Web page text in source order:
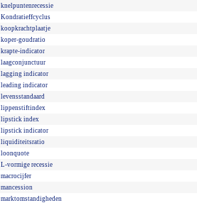
knelpuntenrecessie
Kondratieffcyclus
koopkrachtplaatje
koper-goudratio
krapte-indicator
laagconjunctuur
lagging indicator
leading indicator
levensstandaard
lippenstiftindex
lipstick index
lipstick indicator
liquiditeitsratio
loonquote
L-vormige recessie
macrocijfer
mancession
marktomstandigheden